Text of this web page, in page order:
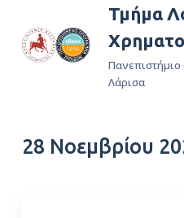
ε
σ
Τμήμα
Πανεπιστήμιο
Λάρισα
28 Νοεμβρίου